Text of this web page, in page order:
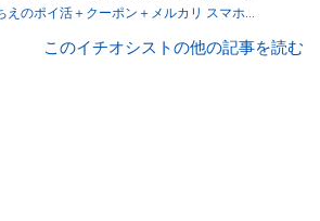
えのポイ活＋クーポン＋メルカリ スマホで
率的に稼ぐ！』（翔泳社刊） ほか著書多
このイチオシストの他の記事を読む